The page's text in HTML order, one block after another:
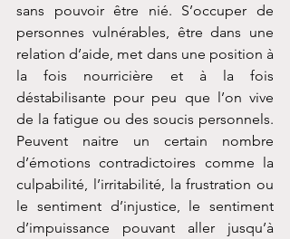
sans pouvoir être nié. S’occuper de
personnes vulnérables, être dans une
relation d’aide, met dans une position à
la fois nourricière et à la fois
déstabilisante pour peu que l’on vive
de la fatigue ou des soucis personnels.
Peuvent naitre un certain nombre
d’émotions contradictoires comme la
culpabilité, l’irritabilité, la frustration ou
le sentiment d’injustice, le sentiment
d’impuissance pouvant aller jusqu’à